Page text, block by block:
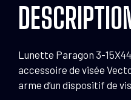
Lunette Paragon 3-
accessoire de visée
arme d’un dispositif de